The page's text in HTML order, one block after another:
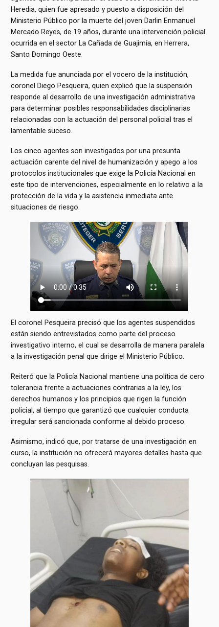
Heredia, quien fue apresado y puesto a disposición del
Ministerio Público por la muerte del joven Darlin Enmanuel
Mercado Reyes, de 19 años, durante una intervención policial
ocurrida en el sector La Cañada de Guajimía, en Herrera,
Santo Domingo Oeste.
La medida fue anunciada por el vocero de la institución,
coronel Diego Pesqueira, quien explicó que la suspensión
responde al desarrollo de una investigación administrativa
para determinar posibles responsabilidades disciplinarias
relacionadas con la actuación del personal policial tras el
lamentable suceso.
Los cinco agentes son investigados por una presunta
actuación carente del nivel de humanización y apego a los
protocolos institucionales que exige la Policía Nacional en
este tipo de intervenciones, especialmente en lo relativo a la
protección de la vida y la asistencia inmediata ante
situaciones de riesgo.
El coronel Pesqueira precisó que los agentes suspendidos
están siendo entrevistados como parte del proceso
investigativo interno, el cual se desarrolla de manera paralela
a la investigación penal que dirige el Ministerio Público.
Reiteró que la Policía Nacional mantiene una política de cero
tolerancia frente a actuaciones contrarias a la ley, los
derechos humanos y los principios que rigen la función
policial, al tiempo que garantizó que cualquier conducta
irregular será sancionada conforme al debido proceso.
Asimismo, indicó que, por tratarse de una investigación en
curso, la institución no ofrecerá mayores detalles hasta que
concluyan las pesquisas.